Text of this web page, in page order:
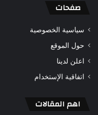
صفحات
سياسية الخصوصية
حول الموقع
اعلن لدينا
اتفاقية الإستخدام
اهم المقالات